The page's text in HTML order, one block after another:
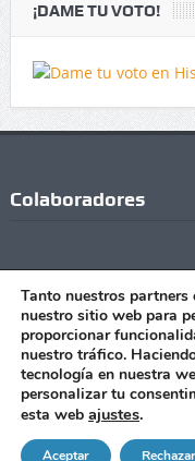
¡DAME TU VOTO!
Colaboradores
Copyright © Todos los
con
por
Avisos legales
|
Tanto nuestros
nuestro sitio web para
proporcionar
nuestro tráfico.
tecnología en nuestra
personalizar tu
esta web ajustes.
Aceptar Rechazar